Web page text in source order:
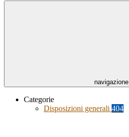
navigazione
Categorie
Disposizioni generali 404